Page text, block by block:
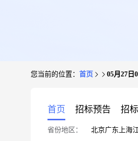
您当前的位置： 首页 05月27日
首页 招标预告 招
省份地区： 北京广东 上海